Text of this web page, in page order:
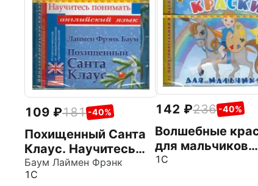
109 181 -40%
Похищенный Санта
Клаус. Научитесь
понимать
английский (CDpc)
Баум Лаймен Фрэнк
1С
142 236 -40%
Волшебные
для мальчиков
(CDpc)
1С